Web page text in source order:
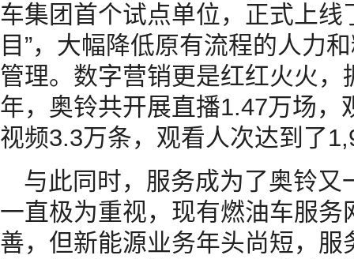
车集团首个试点单位，正式上线
目”，大幅降低原有流程的人力
管理。数字营销更是红红火火
年，奥铃共开展直播1.47万场，
视频3.3万条，观看人次达到了
与此同时，服务成为了奥铃
一直极为重视，现有燃油车服
善，但新能源业务年头尚短，